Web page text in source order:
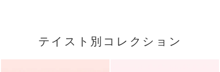
テイスト別コレクション